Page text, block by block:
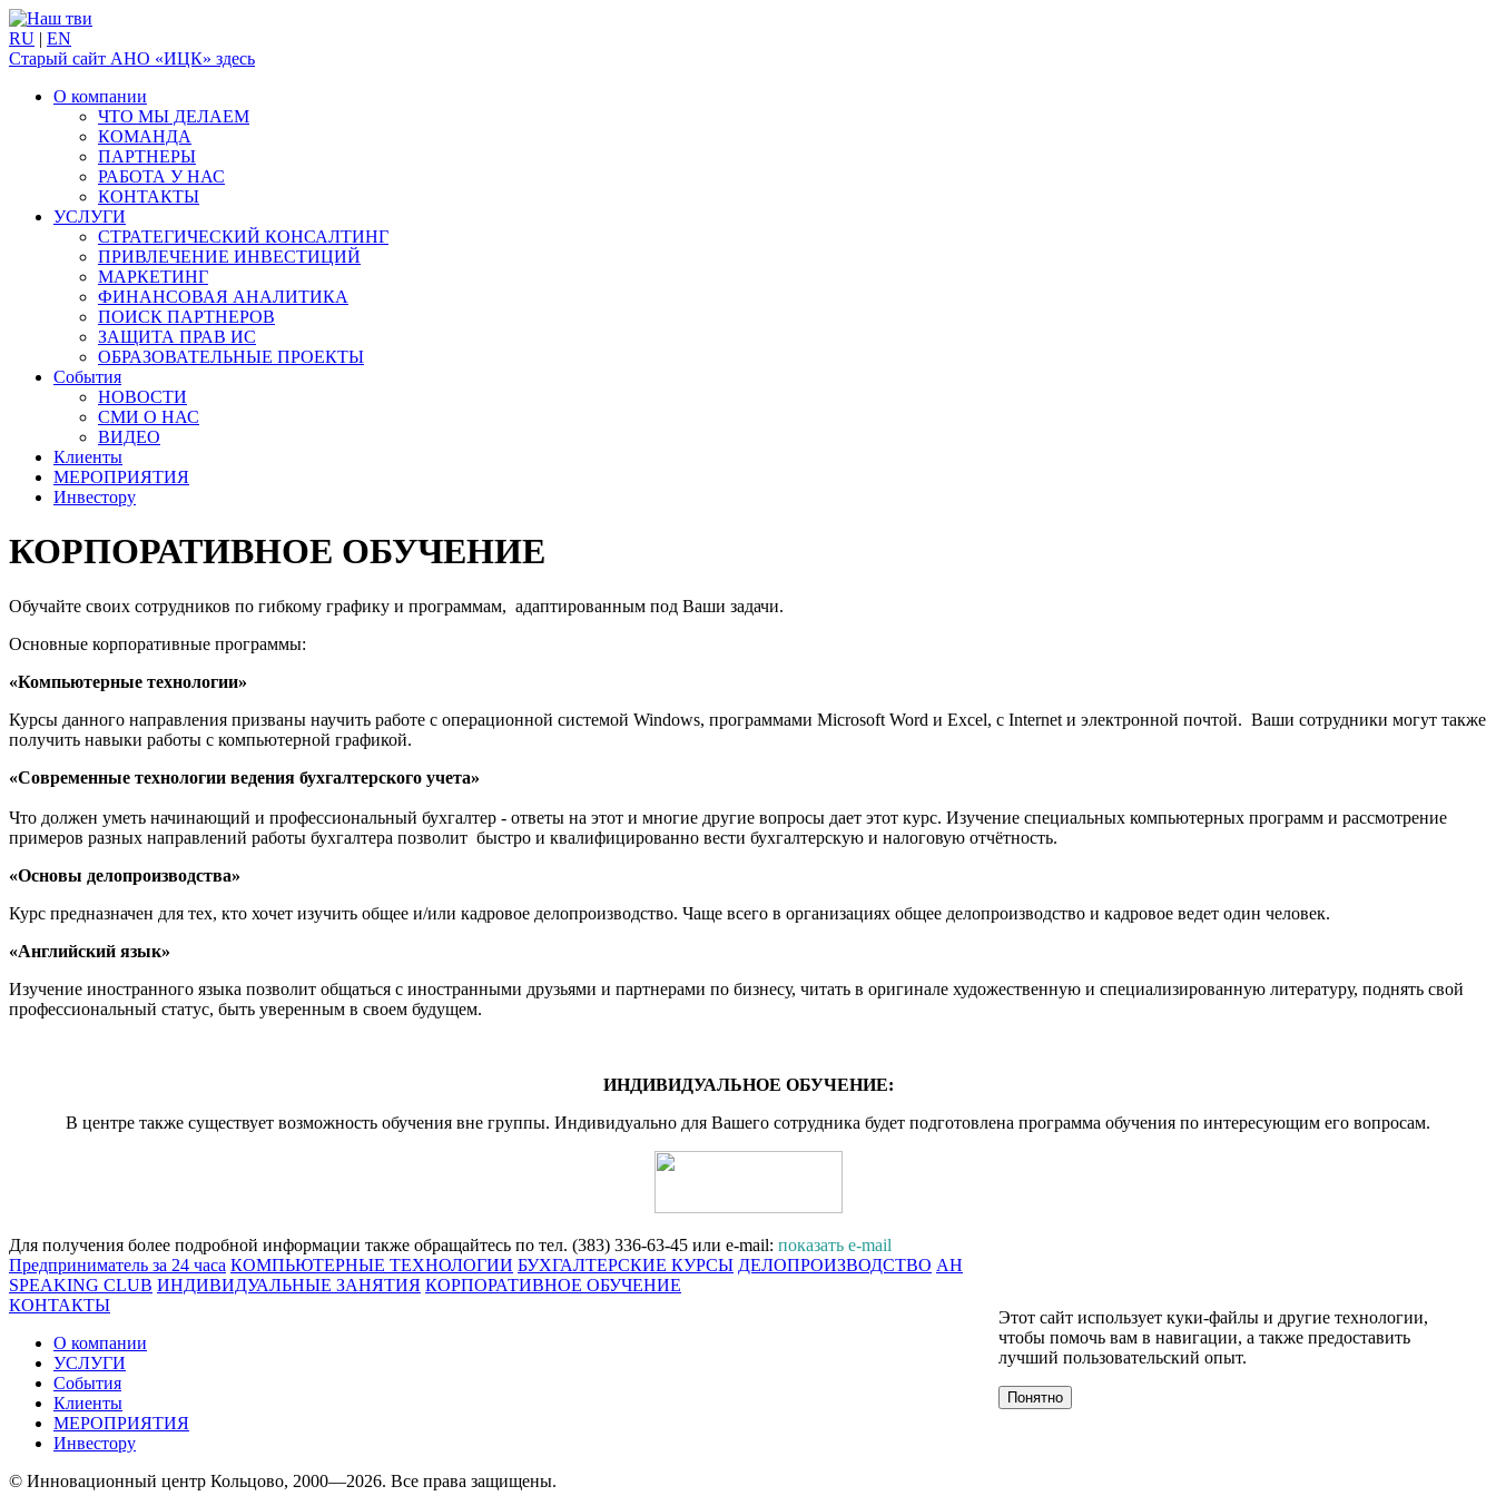
RU | EN
Старый сайт АНО «ИЦК» здесь
О компании
ЧТО МЫ ДЕЛАЕМ
КОМАНДА
ПАРТНЕРЫ
РАБОТА У НАС
КОНТАКТЫ
УСЛУГИ
СТРАТЕГИЧЕСКИЙ КОНСАЛТИНГ
ПРИВЛЕЧЕНИЕ ИНВЕСТИЦИЙ
МАРКЕТИНГ
ФИНАНСОВАЯ АНАЛИТИКА
ПОИСК ПАРТНЕРОВ
ЗАЩИТА ПРАВ ИС
ОБРАЗОВАТЕЛЬНЫЕ ПРОЕКТЫ
События
НОВОСТИ
СМИ О НАС
ВИДЕО
Клиенты
МЕРОПРИЯТИЯ
Инвестору
КОРПОРАТИВНОЕ ОБУЧЕНИЕ
Обучайте своих сотрудников по гибкому графику и программам, адаптированным под Ваши задачи.
Основные корпоративные программы:
«Компьютерные технологии»
Курсы данного направления призваны научить работе с операционной системой Windows, программами Microsoft Word и Excel, с Internet и электронной почтой. Ваши сотрудники могут также
получить навыки работы с компьютерной графикой.
«Современные технологии ведения бухгалтерского учета»
Что должен уметь начинающий и профессиональный бухгалтер - ответы на этот и многие другие вопросы дает этот курс. Изучение специальных компьютерных программ и рассмотрение
примеров разных направлений работы бухгалтера позволит быстро и квалифицированно вести бухгалтерскую и налоговую отчётность.
«Основы делопроизводства»
Курс предназначен для тех, кто хочет изучить общее и/или кадровое делопроизводство. Чаще всего в организациях общее делопроизводство и кадровое ведет один человек.
«Английский язык»
Изучение иностранного языка позволит общаться с иностранными друзьями и партнерами по бизнесу, читать в оригинале художественную и специализированную литературу, поднять свой
профессиональный статус, быть уверенным в своем будущем.
ИНДИВИДУАЛЬНОЕ ОБУЧЕНИЕ:
В центре также существует возможность обучения вне группы. Индивидуально для Вашего сотрудника будет подготовлена программа обучения по интересующим его вопросам.
Для получения более подробной информации также обращайтесь по тел. (383) 336-63-45 или e-mail: показать e-mail
Предприниматель за 24 часа КОМПЬЮТЕРНЫЕ ТЕХНОЛОГИИ БУХГАЛТЕРСКИЕ КУРСЫ ДЕЛОПРОИЗВОДСТВО АНГЛИЙСКИЙ ЯЗЫК
SPEAKING CLUB ИНДИВИДУАЛЬНЫЕ ЗАНЯТИЯ КОРПОРАТИВНОЕ ОБУЧЕНИЕ
КОНТАКТЫ
О компании
УСЛУГИ
События
Клиенты
МЕРОПРИЯТИЯ
Инвестору
© Инновационный центр Кольцово, 2000—2026. Все права защищены.
Этот сайт использует куки-файлы и другие технологии,
чтобы помочь вам в навигации, а также предоставить
лучший пользовательский опыт.
Понятно